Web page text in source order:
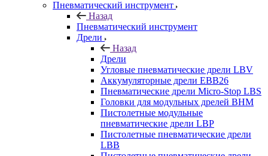
Пневматический инструмент
Назад
Пневматический инструмент
Дрели
Назад
Дрели
Угловые пневматические дрели LBV
Аккумуляторные дрели EBB26
Пневматические дрели Micro-Stop LBS
Головки для модульных дрелей BHM
Пистолетные модульные
пневматические дрели LBP
Пистолетные пневматические дрели
LBB